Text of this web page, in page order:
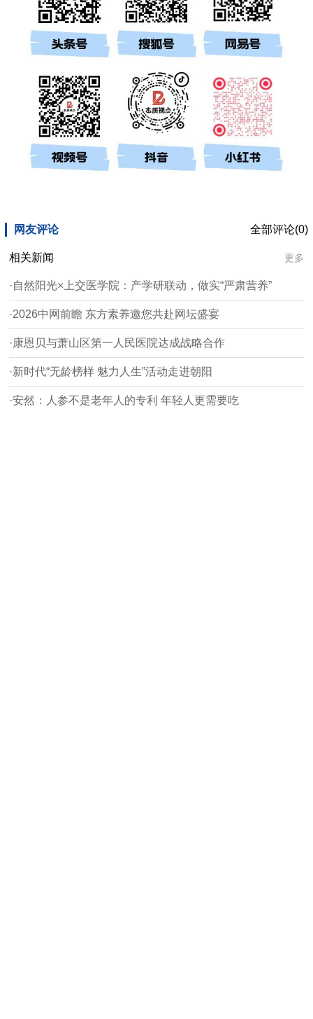
网友评论 全部评论(0)
相关新闻 更多
·自然阳光×上交医学院：产学研联动，做实“严肃营养”
·2026中网前瞻 东方素养邀您共赴网坛盛宴
·康恩贝与萧山区第一人民医院达成战略合作
·新时代“无龄榜样 魅力人生”活动走进朝阳
·安然：人参不是老年人的专利 年轻人更需要吃